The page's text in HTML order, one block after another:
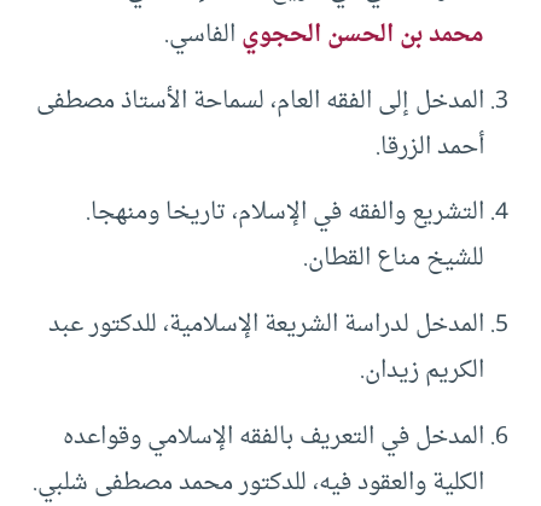
محمد بن الحسن الحجويالفاسي.
المدخل إلى الفقه العام، لسماحة الأستاذ مصطفى
أحمد الزرقا.
التشريع والفقه في الإسلام، تاريخا ومنهجا.
للشيخ مناع القطان.
المدخل لدراسة الشريعة الإسلامية، للدكتور عبد
الكريم زيدان.
المدخل في التعريف بالفقه الإسلامي وقواعده
الكلية والعقود فيه، للدكتور محمد مصطفى شلبي.